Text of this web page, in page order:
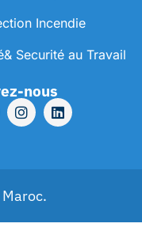
Incendie
Securité au Travail
nous